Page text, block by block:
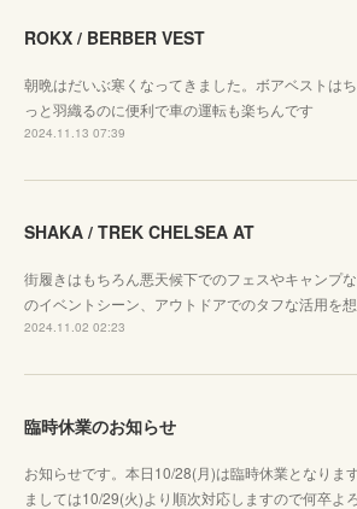
ROKX / BERBER VEST
朝晩はだいぶ寒くなってきました。ボアベストはち
っと羽織るのに便利で車の運転も楽ちんです
2024.11.13 07:39
SHAKA / TREK CHELSEA AT
街履きはもちろん悪天候下でのフェスやキャンプ
のイベントシーン、アウトドアでのタフな活用を想
2024.11.02 02:23
臨時休業のお知らせ
お知らせです。本日10/28(月)は臨時休業となりま
ましては10/29(火)より順次対応しますので何卒よ